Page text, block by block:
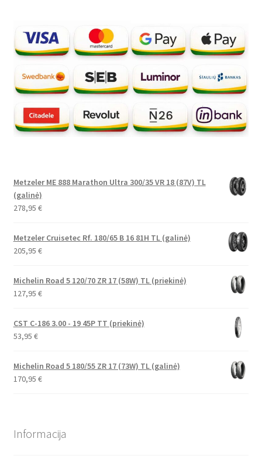
Metzeler ME 888 Marathon Ultra 300/35 VR 18 (87V) TL
(galinė)
278,95 €
Metzeler Cruisetec Rf. 180/65 B 16 81H TL (galinė)
205,95 €
Michelin Road 5 120/70 ZR 17 (58W) TL (priekinė)
127,95 €
CST C-186 3.00 - 19 45P TT (priekinė)
53,95 €
Michelin Road 5 180/55 ZR 17 (73W) TL (galinė)
170,95 €
Informacija